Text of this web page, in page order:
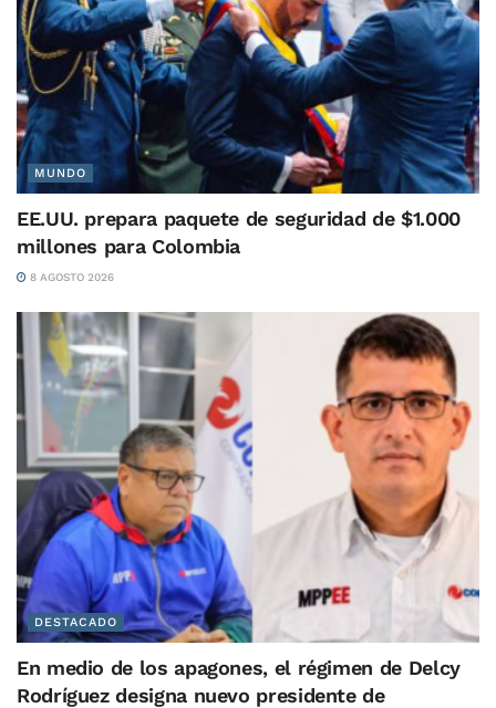
MUNDO
EE.UU. prepara paquete de seguridad de $1.000
millones para Colombia
8 AGOSTO 2026
DESTACADO
En medio de los apagones, el régimen de Delcy
Rodríguez designa nuevo presidente de